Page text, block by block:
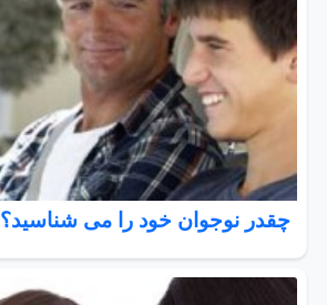
چقدر نوجوان خود را می شناسید؟